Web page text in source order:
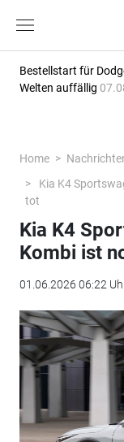
Bestellstart für
Welten auffällig
Home
Kia K4
tot
Kia K4
Kombi ist
01.06.2026 06:22